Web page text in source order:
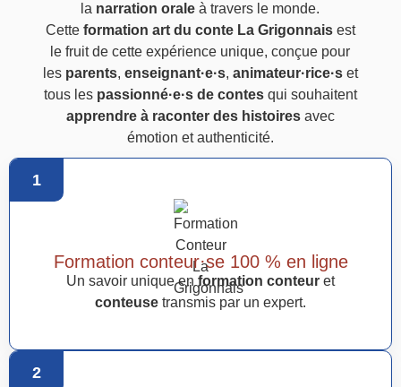
la narration orale à travers le monde.
Cette formation art du conte La Grigonnaisest
le fruit de cette expérience unique, conçue pour
les parents, enseignant·e·s, animateur·rice·set
tous les passionné·e·s de contesqui souhaitent
apprendre à raconter des histoiresavec
émotion et authenticité.
1
Formation conteur·se 100 % en ligne
Un savoir unique en formation conteur et
conteuse transmis par un expert.
2